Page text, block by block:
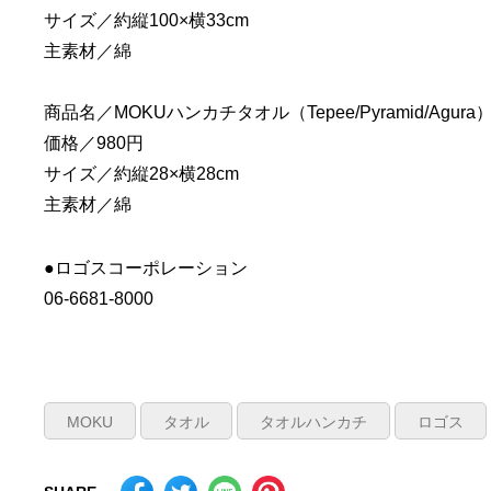
サイズ／約縦100×横33cm
主素材／綿
商品名／MOKUハンカチタオル（Tepee/Pyramid/Agura）
価格／980円
サイズ／約縦28×横28cm
主素材／綿
●ロゴスコーポレーション
06-6681-8000
MOKU タオル タオルハンカチ ロゴス